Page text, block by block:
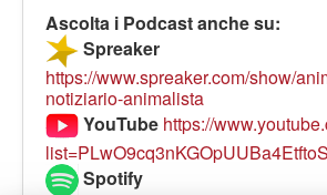
Ascolta i Podcast anche su:
Spreaker
https://www.spreaker.com/show/
notiziario-animalista
YouTube https://
Spotify